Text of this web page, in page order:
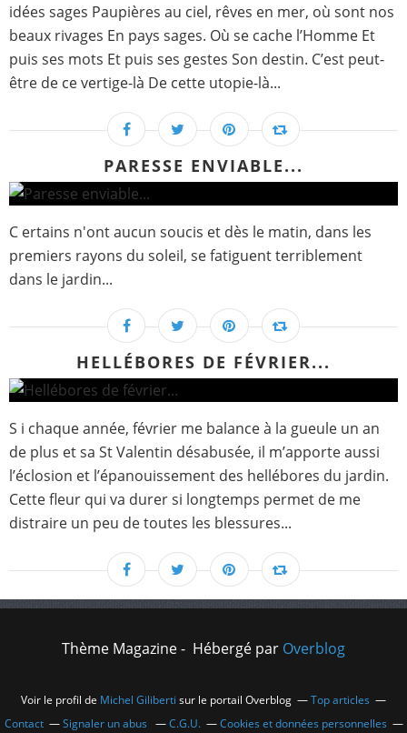
idées sages Paupières au ciel, rêves en mer, où sont nos
beaux rivages En pays sages. Où se cache l’Homme Et
puis ses mots Et puis ses gestes Son destin. C’est peut-
être de ce vertige-là De cette utopie-là...
PARESSE ENVIABLE...
C ertains n'ont aucun soucis et dès le matin, dans les
premiers rayons du soleil, se fatiguent terriblement
dans le jardin...
HELLÉBORES DE FÉVRIER...
S i chaque année, février me balance à la gueule un an
de plus et sa St Valentin désabusée, il m’apporte aussi
l’éclosion et l’épanouissement des hellébores du jardin.
Cette fleur qui va durer si longtemps permet de me
distraire un peu de toutes les blessures...
Thème Magazine - Hébergé par Overblog
Voir le profil de Michel Giliberti sur le portail Overblog
Top articles
Contact
Signaler un abus C.G.U. Cookies et données personnelles